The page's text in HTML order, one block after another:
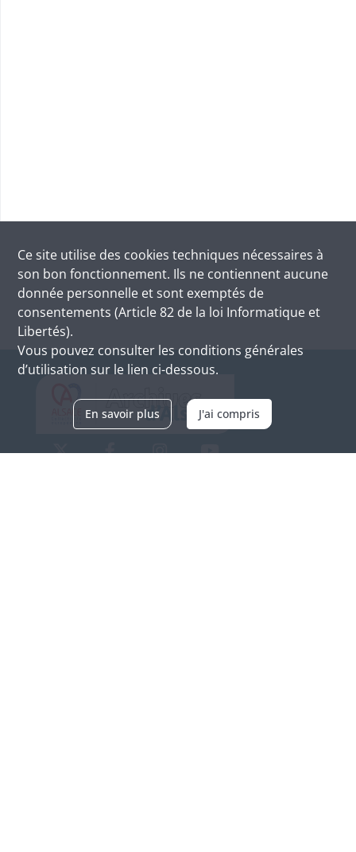
Ce site utilise des cookies techniques nécessaires à
son bon fonctionnement. Ils ne contiennent aucune
donnée personnelle et sont exemptés de
consentements (Article 82 de la loi Informatique et
Libertés).
Vous pouvez consulter les conditions générales
d’utilisation sur le lien ci-dessous.
En savoir plus J'ai compris